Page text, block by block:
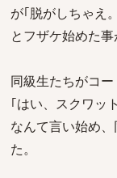
が｢脱がしちゃえ
とフザケ始めた
同級生たちがコー
｢はい、スクワッ
なんて言い始め
た。